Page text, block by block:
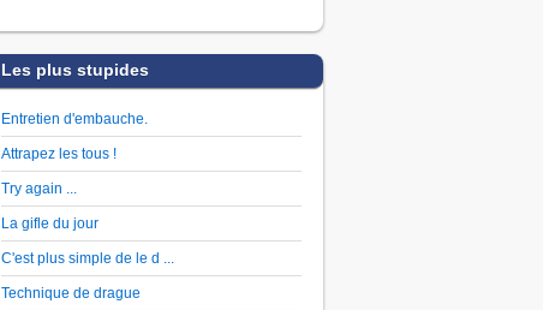
Les plus stupides
Entretien d'embauche.
Attrapez les tous !
Try again ...
La gifle du jour
C'est plus simple de le d ...
Technique de drague